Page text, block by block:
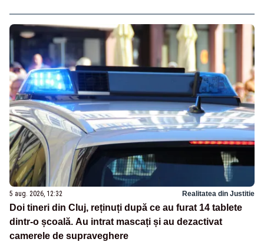
5 aug. 2026, 12:32 Realitatea din Justitie
Doi tineri din Cluj, reținuți după ce au furat 14 tablete
dintr-o școală. Au intrat mascați și au dezactivat
camerele de supraveghere